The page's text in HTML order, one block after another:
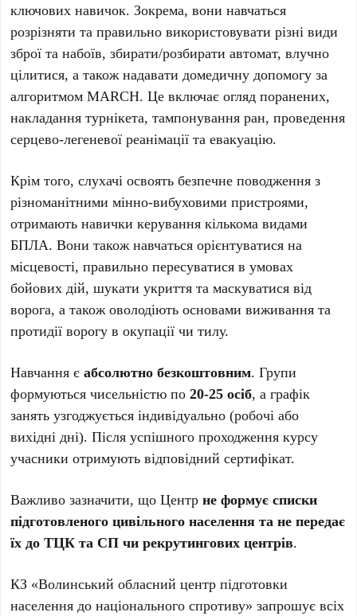
ключових навичок. Зокрема, вони навчаться
розрізняти та правильно використовувати різні види
зброї та набоїв, збирати/розбирати автомат, влучно
цілитися, а також надавати домедичну допомогу за
алгоритмом MARCH. Це включає огляд поранених,
накладання турнікета, тампонування ран, проведення
серцево-легеневої реанімації та евакуацію.
Крім того, слухачі освоять безпечне поводження з
різноманітними мінно-вибуховими пристроями,
отримають навички керування кількома видами
БПЛА. Вони також навчаться орієнтуватися на
місцевості, правильно пересуватися в умовах
бойових дій, шукати укриття та маскуватися від
ворога, а також оволодіють основами виживання та
протидії ворогу в окупації чи тилу.
Навчання єабсолютно безкоштовним. Групи
формуються чисельністю по20-25 осіб, а графік
занять узгоджується індивідуально (робочі або
вихідні дні). Після успішного проходження курсу
учасники отримують відповідний сертифікат.
Важливо зазначити, що Центрне формує списки
підготовленого цивільного населення та не передає
їх до ТЦК та СП чи рекрутингових центрів.
КЗ «Волинський обласний центр підготовки
населення до національного спротиву» запрошує всіх